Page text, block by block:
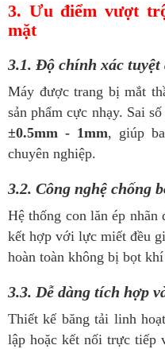
3. Ưu điểm vượt
mặt
3.1. Độ chính xác tuyệt
Máy được trang bị mắt
sản phẩm cực nhạy. Sai
±0.5mm - 1mm, giúp
chuyên nghiệp.
3.2. Công nghệ chống
Hệ thống con lăn ép nhãn
kết hợp với lực miết đều
hoàn toàn không bị bọt
3.3. Dễ dàng tích hợp
Thiết kế băng tải linh
lập hoặc kết nối trực tiếp